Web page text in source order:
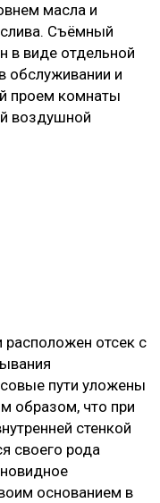
масла и
Съёмный
в виде отдельной
обслуживании и
проем комнаты
воздушной
отсек с
пути уложены
образом, что при
стенкой
своего рода
основанием в